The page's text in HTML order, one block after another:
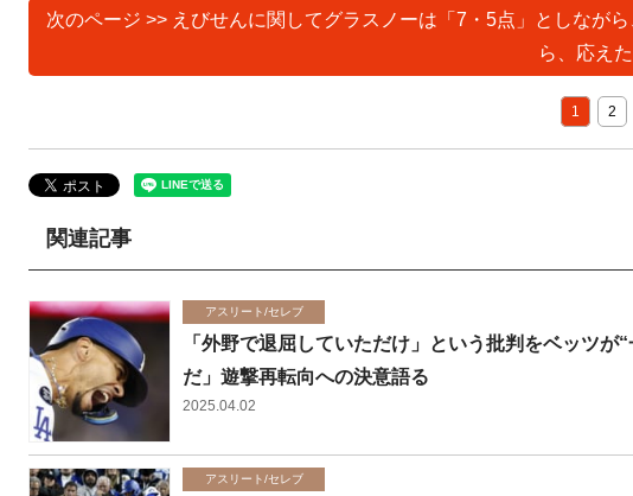
次のページ >> えびせんに関してグラスノーは「7・5点」としな
ら、応えた
1 2
関連記事
アスリート/セレブ
「外野で退屈していただけ」という批判をベッツ
だ」遊撃再転向への決意語る
2025.04.02
アスリート/セレブ